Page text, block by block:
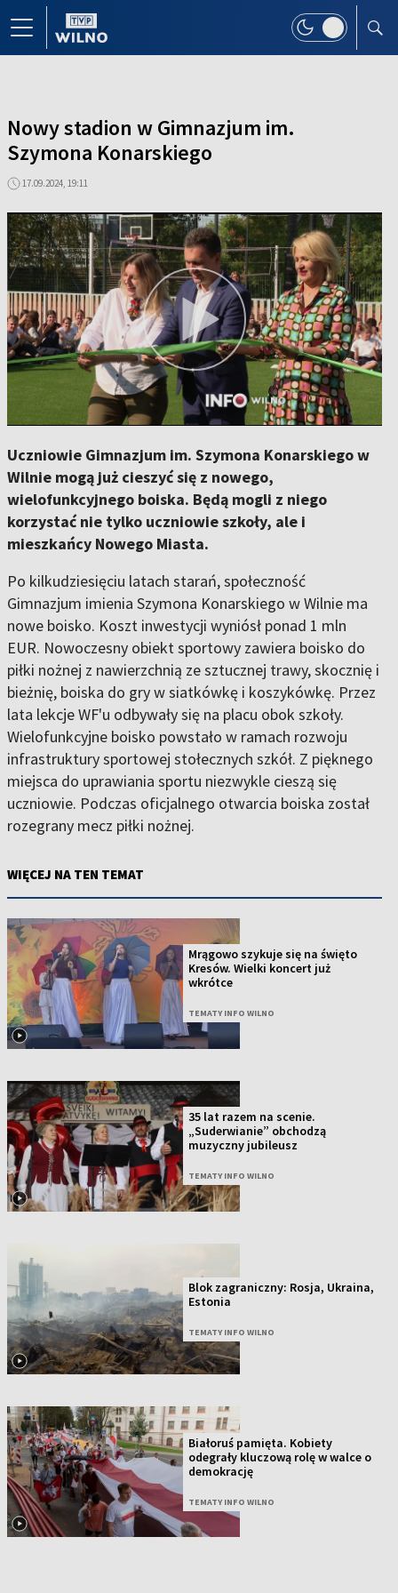
Nowy stadion w Gimnazjum im.
Szymona Konarskiego
17.09.2024, 19:11
Uczniowie Gimnazjum im. Szymona Konarskiego w
Wilnie mogą już cieszyć się z nowego,
wielofunkcyjnego boiska. Będą mogli z niego
korzystać nie tylko uczniowie szkoły, ale i
mieszkańcy Nowego Miasta.
Po kilkudziesięciu latach starań, społeczność
Gimnazjum imienia Szymona Konarskiego w Wilnie ma
nowe boisko. Koszt inwestycji wyniósł ponad 1 mln
EUR. Nowoczesny obiekt sportowy zawiera boisko do
piłki nożnej z nawierzchnią ze sztucznej trawy, skocznię i
bieżnię, boiska do gry w siatkówkę i koszykówkę. Przez
lata lekcje WF'u odbywały się na placu obok szkoły.
Wielofunkcyjne boisko powstało w ramach rozwoju
infrastruktury sportowej stołecznych szkół. Z pięknego
miejsca do uprawiania sportu niezwykle cieszą się
uczniowie. Podczas oficjalnego otwarcia boiska został
rozegrany mecz piłki nożnej.
WIĘCEJ NA TEN TEMAT
Mrągowo szykuje się na święto
Kresów. Wielki koncert już
wkrótce
TEMATY INFO WILNO
35 lat razem na scenie.
„Suderwianie” obchodzą
muzyczny jubileusz
TEMATY INFO WILNO
Blok zagraniczny: Rosja, Ukraina,
Estonia
TEMATY INFO WILNO
Białoruś pamięta. Kobiety
odegrały kluczową rolę w walce o
demokrację
TEMATY INFO WILNO